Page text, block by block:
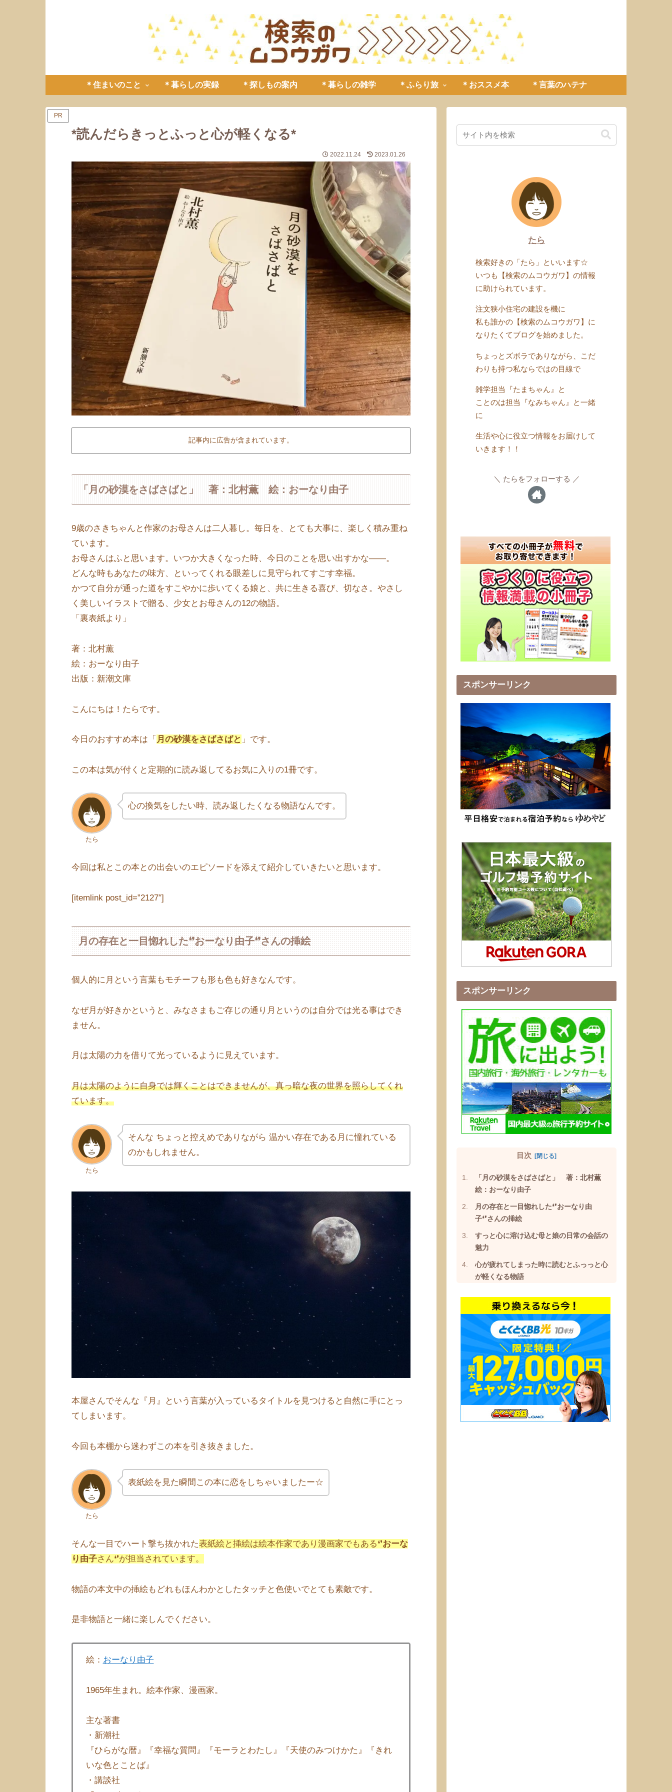
＊住まいのこと ＊暮らしの実録 ＊探しもの案内 ＊暮らしの雑学 ＊ふらり旅 ＊おススメ本 ＊言葉のハテナ
PR
*読んだらきっとふっと心が軽くなる*
2022.11.24 2023.01.26
記事内に広告が含まれています。
「月の砂漠をさばさばと」 著：北村薫 絵：おーなり由子
9歳のさきちゃんと作家のお母さんは二人暮し。毎日を、とても大事に、楽しく積み重ね
ています。
お母さんはふと思います。いつか大きくなった時、今日のことを思い出すかな――。
どんな時もあなたの味方、といってくれる眼差しに見守られてすごす幸福。
かつて自分が通った道をすこやかに歩いてくる娘と、共に生きる喜び、切なさ。やさし
く美しいイラストで贈る、少女とお母さんの12の物語。
「裏表紙より」
著：北村薫
絵：おーなり由子
出版：新潮文庫
こんにちは！たらです。
今日のおすすめ本は「 月の砂漠をさばさばと 」です。
この本は気が付くと定期的に読み返してるお気に入りの1冊です。
たら
心の換気をしたい時、読み返したくなる物語なんです。
今回は私とこの本との出会いのエピソードを添えて紹介していきたいと思います。
[itemlink post_id=”2127″]
月の存在と一目惚れした❛❜おーなり由子❛❜さんの挿絵
個人的に月という言葉もモチーフも形も色も好きなんです。
なぜ月が好きかというと、みなさまもご存じの通り月というのは自分では光る事はでき
ません。
月は太陽の力を借りて光っているように見えています。
月は太陽のように自身では輝くことはできませんが、真っ暗な夜の世界を照らしてくれ
ています。
たら
そんな ちょっと控えめでありながら 温かい存在である月に憧れている
のかもしれません。
本屋さんでそんな『月』という言葉が入っているタイトルを見つけると自然に手にとっ
てしまいます。
今回も本棚から迷わずこの本を引き抜きました。
たら
表紙絵を見た瞬間この本に恋をしちゃいましたー☆
そんな一目でハート撃ち抜かれた表紙絵と挿絵は絵本作家であり漫画家でもある❛❜おーな
り由子さん❛❜が担当されています。
物語の本文中の挿絵もどれもほんわかとしたタッチと色使いでとても素敵です。
是非物語と一緒に楽しんでください。
絵： おーなり由子
1965年生まれ。絵本作家、漫画家。
主な著書
・新潮社
『ひらがな暦』『幸福な質問』『モーラとわたし』『天使のみつけかた』『きれ
いな色とことば』
・講談社
たら
検索好きの「たら」といいます☆
いつも【検索のムコウガワ】の情報
に助けられています。
注文狭小住宅の建設を機に
私も誰かの【検索のムコウガワ】に
なりたくてブログを始めました。
ちょっとズボラでありながら、こだ
わりも持つ私ならではの目線で
雑学担当『たまちゃん』と
ことのは担当『なみちゃん』と一緒
に
生活や心に役立つ情報をお届けして
いきます！！
たらをフォローする
スポンサーリンク
スポンサーリンク
目次
「月の砂漠をさばさばと」 著：北村薫
絵：おーなり由子
月の存在と一目惚れした❛❜おーなり由
子❛❜さんの挿絵
すっと心に溶け込む母と娘の日常の会話の
魅力
心が疲れてしまった時に読むとふっっと心
が軽くなる物語